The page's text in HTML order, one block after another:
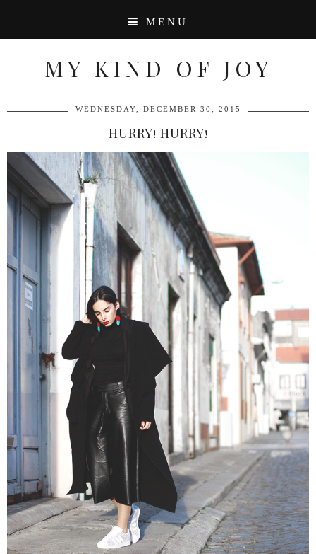
MENU
MY KIND OF JOY
WEDNESDAY, DECEMBER 30, 2015
HURRY! HURRY!